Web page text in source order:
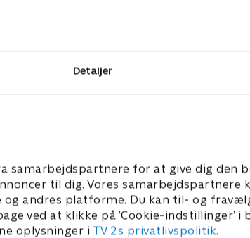
Detaljer
samarbejdspartnere for at give dig den
til dig. Vores samarbejdspartnere
andres platforme. Du kan til- og
ved at klikke på ’Cookie-indstillinger’ i
oplysninger i TV 2s privatlivspolitik.
rumraket er
på månen og
seneste
og
retten til at opføre to nye